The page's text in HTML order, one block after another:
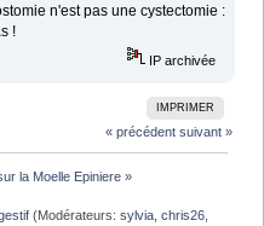
n'est pas une cystectomie :
!
IP archivée
IMPRIMER
« précédent suivant »
la Moelle Epiniere »
(Modérateurs:sylvia ,chris26